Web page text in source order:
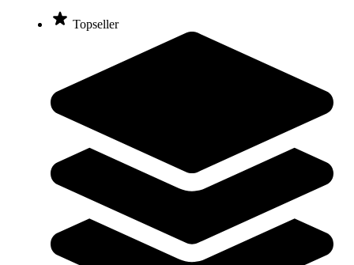
Topseller
Aufhängevorrichtungen zur
Mattenaufbewahrung Kaufratgeber
Aufhängevorrichtungen sind unverzichtbare Helfer in Fitnessstudios
und Turnhallen, um Gymnastikmatten effizient und sicher zu
organisieren. Unser Kaufratgeber bietet Ihnen umfassende
Informationen und praktische Tipps zur Auswahl der besten
Aufhängevorrichtung für Ihre Bedürfnisse.
Inhaltsverzeichnis
1. Allgemeines über die Aufhängevorrichtung
2. Wichtige Kaufkriterien
3. Aufhängevorrichtung-Arten
4. Nutzung und Pflege
5. FAQs beim Kauf einer Aufhängevorrichtung für Matten
6. Kontakt